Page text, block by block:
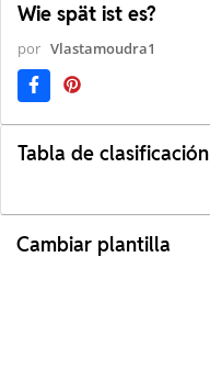
Wie spät ist es?
por Vlastamoudra1
Tabla de clasificación
Cambiar plantilla